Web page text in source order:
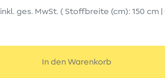
inkl. ges. MwSt. ( Stoffbreite (cm): 150 cm
In den Warenkorb